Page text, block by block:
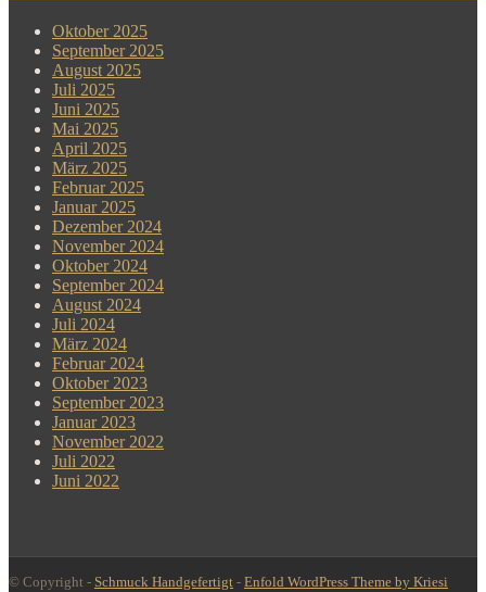
Oktober 2025
September 2025
August 2025
Juli 2025
Juni 2025
Mai 2025
April 2025
März 2025
Februar 2025
Januar 2025
Dezember 2024
November 2024
Oktober 2024
September 2024
August 2024
Juli 2024
März 2024
Februar 2024
Oktober 2023
September 2023
Januar 2023
November 2022
Juli 2022
Juni 2022
© Copyright - Schmuck Handgefertigt - Enfold WordPress Theme by Kriesi